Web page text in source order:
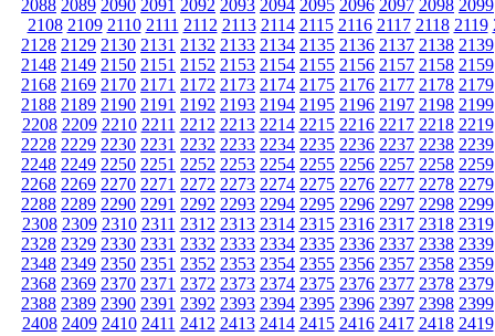
2088 2089 2090 2091 2092 2093 2094 2095 2096 2097 2098 2099
2108 2109 2110 2111 2112 2113 2114 2115 2116 2117 2118 2119
2128 2129 2130 2131 2132 2133 2134 2135 2136 2137 2138 2139
2148 2149 2150 2151 2152 2153 2154 2155 2156 2157 2158 2159
2168 2169 2170 2171 2172 2173 2174 2175 2176 2177 2178 2179
2188 2189 2190 2191 2192 2193 2194 2195 2196 2197 2198 2199
2208 2209 2210 2211 2212 2213 2214 2215 2216 2217 2218 2219
2228 2229 2230 2231 2232 2233 2234 2235 2236 2237 2238 2239
2248 2249 2250 2251 2252 2253 2254 2255 2256 2257 2258 2259
2268 2269 2270 2271 2272 2273 2274 2275 2276 2277 2278 2279
2288 2289 2290 2291 2292 2293 2294 2295 2296 2297 2298 2299
2308 2309 2310 2311 2312 2313 2314 2315 2316 2317 2318 2319
2328 2329 2330 2331 2332 2333 2334 2335 2336 2337 2338 2339
2348 2349 2350 2351 2352 2353 2354 2355 2356 2357 2358 2359
2368 2369 2370 2371 2372 2373 2374 2375 2376 2377 2378 2379
2388 2389 2390 2391 2392 2393 2394 2395 2396 2397 2398 2399
2408 2409 2410 2411 2412 2413 2414 2415 2416 2417 2418 2419